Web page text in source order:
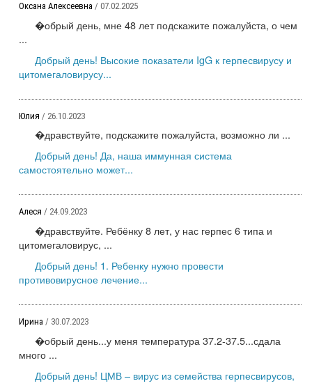
Оксана Алексеевна / 07.02.2025
�обрый день, мне 48 лет подскажите пожалуйста, о чем
...
Добрый день! Высокие показатели IgG к герпесвирусу и
цитомегаловирусу...
Юлия / 26.10.2023
�дравствуйте, подскажите пожалуйста, возможно ли ...
Добрый день! Да, наша иммунная система
самостоятельно может...
Алеся / 24.09.2023
�дравствуйте. Ребёнку 8 лет, у нас герпес 6 типа и
цитомегаловирус, ...
Добрый день! 1. Ребенку нужно провести
противовирусное лечение...
Ирина / 30.07.2023
�обрый день...у меня температура 37.2-37.5...сдала
много ...
Добрый день! ЦМВ – вирус из семейства герпесвирусов,